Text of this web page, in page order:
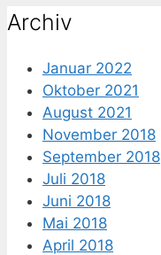
Archiv
Januar 2022
Oktober 2021
August 2021
November 2018
September 2018
Juli 2018
Juni 2018
Mai 2018
April 2018